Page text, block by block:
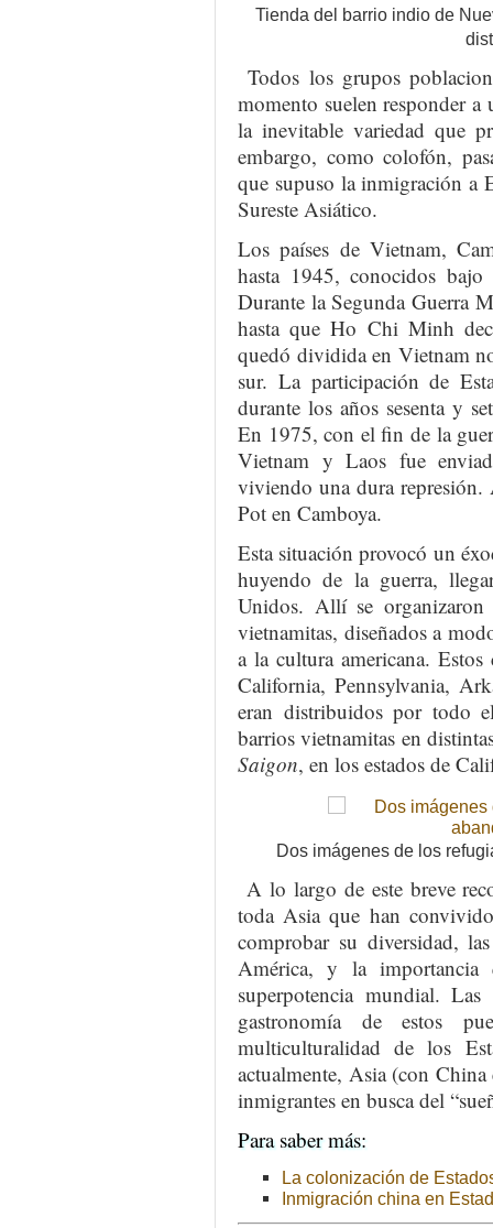
Tienda del barrio indio de
Todos los grupos
momento suelen responder
la inevitable variedad que
embargo, como colofón,
que supuso la inmigración a
Sureste Asiático.
Los países de Vietnam,
hasta 1945, conocidos
Durante la Segunda Guerra
hasta que Ho Chi Minh
quedó dividida en Vietnam
sur. La participación de
durante los años sesenta y
En 1975, con el fin de la
Vietnam y Laos fue
viviendo una dura
Pot en Camboya.
Esta situación provocó un
huyendo de la guerra,
Unidos. Allí se organizaron
vietnamitas, diseñados a
a la cultura americana. Estos
California, Pennsylvania,
eran distribuidos por todo
barrios vietnamitas en
Saigon, en los estados de
Dos imágenes de los
A lo largo de este breve
toda Asia que han
comprobar su diversidad,
América, y la
superpotencia mundial.
gastronomía de estos
multiculturalidad de los
actualmente, Asia (con
inmigrantes en busca del
Para saber más:
La colonización de
Inmigración china en